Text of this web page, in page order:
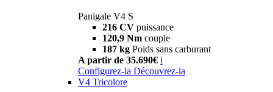
Panigale V4 S
216 CV puissance
120,9 Nm couple
187 kg Poids sans carburant
A partir de 35.690€ i
Configurez-la Découvrez-la
V4 Tricolore